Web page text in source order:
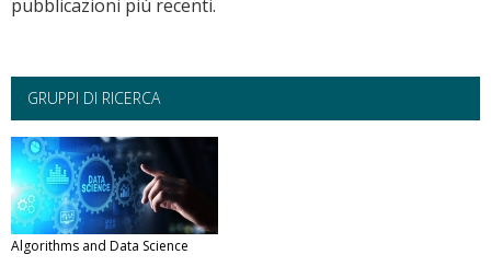
pubblicazioni più recenti.
GRUPPI DI RICERCA
Algorithms and Data Science